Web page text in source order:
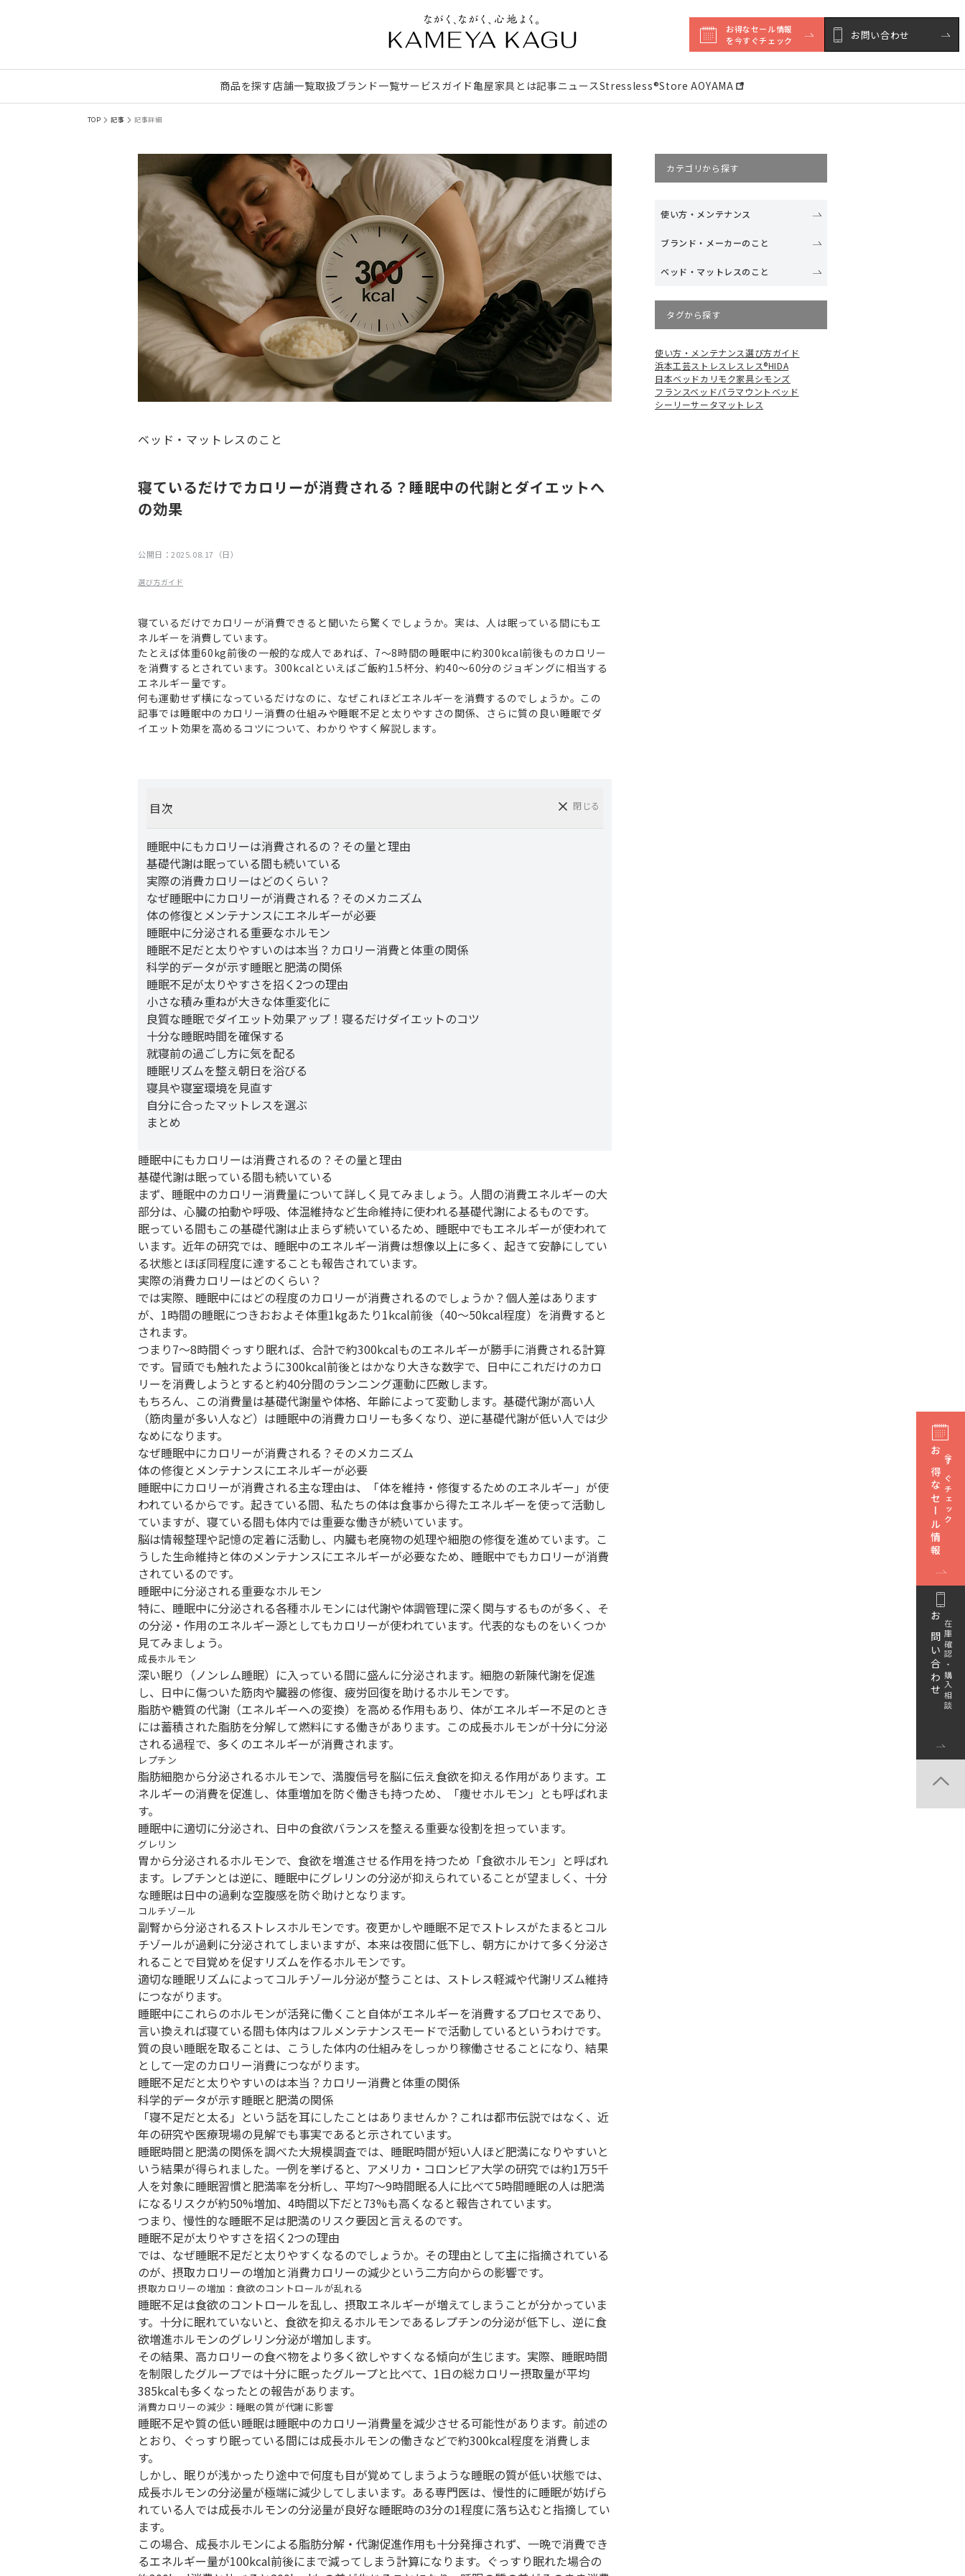
お得なセール情報
を今すぐチェック
お問い合わせ
商品を探す店舗一覧取扱ブランド一覧サービスガイド亀屋家具とは記事ニュースStressless®︎Store AOYAMA
TOP 記事 記事詳細
ベッド・マットレスのこと
寝ているだけでカロリーが消費される？睡眠中の代謝とダイエットへ
の効果
公開日：2025.08.17（日）
選び方ガイド
寝ているだけでカロリーが消費できると聞いたら驚くでしょうか。実は、人は眠っている間にもエ
ネルギーを消費しています。
たとえば体重60kg前後の一般的な成人であれば、7～8時間の睡眠中に約300kcal前後ものカロリー
を消費するとされています。300kcalといえばご飯約1.5杯分、約40～60分のジョギングに相当する
エネルギー量です。
何も運動せず横になっているだけなのに、なぜこれほどエネルギーを消費するのでしょうか。この
記事では睡眠中のカロリー消費の仕組みや睡眠不足と太りやすさの関係、さらに質の良い睡眠でダ
イエット効果を高めるコツについて、わかりやすく解説します。
目次 閉じる
睡眠中にもカロリーは消費されるの？その量と理由
基礎代謝は眠っている間も続いている
実際の消費カロリーはどのくらい？
なぜ睡眠中にカロリーが消費される？そのメカニズム
体の修復とメンテナンスにエネルギーが必要
睡眠中に分泌される重要なホルモン
睡眠不足だと太りやすいのは本当？カロリー消費と体重の関係
科学的データが示す睡眠と肥満の関係
睡眠不足が太りやすさを招く2つの理由
小さな積み重ねが大きな体重変化に
良質な睡眠でダイエット効果アップ！寝るだけダイエットのコツ
十分な睡眠時間を確保する
就寝前の過ごし方に気を配る
睡眠リズムを整え朝日を浴びる
寝具や寝室環境を見直す
自分に合ったマットレスを選ぶ
まとめ
睡眠中にもカロリーは消費されるの？その量と理由
基礎代謝は眠っている間も続いている
まず、睡眠中のカロリー消費量について詳しく見てみましょう。人間の消費エネルギーの大
部分は、心臓の拍動や呼吸、体温維持など生命維持に使われる基礎代謝によるものです。
眠っている間もこの基礎代謝は止まらず続いているため、睡眠中でもエネルギーが使われて
います。近年の研究では、睡眠中のエネルギー消費は想像以上に多く、起きて安静にしてい
る状態とほぼ同程度に達することも報告されています。
実際の消費カロリーはどのくらい？
では実際、睡眠中にはどの程度のカロリーが消費されるのでしょうか？個人差はあります
が、1時間の睡眠につきおおよそ体重1kgあたり1kcal前後（40～50kcal程度）を消費すると
されます。
つまり7～8時間ぐっすり眠れば、合計で約300kcalものエネルギーが勝手に消費される計算
です。冒頭でも触れたように300kcal前後とはかなり大きな数字で、日中にこれだけのカロ
リーを消費しようとすると約40分間のランニング運動に匹敵します。
もちろん、この消費量は基礎代謝量や体格、年齢によって変動します。基礎代謝が高い人
（筋肉量が多い人など）は睡眠中の消費カロリーも多くなり、逆に基礎代謝が低い人では少
なめになります。
なぜ睡眠中にカロリーが消費される？そのメカニズム
体の修復とメンテナンスにエネルギーが必要
睡眠中にカロリーが消費される主な理由は、「体を維持・修復するためのエネルギー」が使
われているからです。起きている間、私たちの体は食事から得たエネルギーを使って活動し
ていますが、寝ている間も体内では重要な働きが続いています。
脳は情報整理や記憶の定着に活動し、内臓も老廃物の処理や細胞の修復を進めています。こ
うした生命維持と体のメンテナンスにエネルギーが必要なため、睡眠中でもカロリーが消費
されているのです。
睡眠中に分泌される重要なホルモン
特に、睡眠中に分泌される各種ホルモンには代謝や体調管理に深く関与するものが多く、そ
の分泌・作用のエネルギー源としてもカロリーが使われています。代表的なものをいくつか
見てみましょう。
成長ホルモン
深い眠り（ノンレム睡眠）に入っている間に盛んに分泌されます。細胞の新陳代謝を促進
し、日中に傷ついた筋肉や臓器の修復、疲労回復を助けるホルモンです。
脂肪や糖質の代謝（エネルギーへの変換）を高める作用もあり、体がエネルギー不足のとき
には蓄積された脂肪を分解して燃料にする働きがあります。この成長ホルモンが十分に分泌
される過程で、多くのエネルギーが消費されます。
レプチン
脂肪細胞から分泌されるホルモンで、満腹信号を脳に伝え食欲を抑える作用があります。エ
ネルギーの消費を促進し、体重増加を防ぐ働きも持つため、「痩せホルモン」とも呼ばれま
す。
睡眠中に適切に分泌され、日中の食欲バランスを整える重要な役割を担っています。
グレリン
胃から分泌されるホルモンで、食欲を増進させる作用を持つため「食欲ホルモン」と呼ばれ
ます。レプチンとは逆に、睡眠中にグレリンの分泌が抑えられていることが望ましく、十分
な睡眠は日中の過剰な空腹感を防ぐ助けとなります。
コルチゾール
副腎から分泌されるストレスホルモンです。夜更かしや睡眠不足でストレスがたまるとコル
チゾールが過剰に分泌されてしまいますが、本来は夜間に低下し、朝方にかけて多く分泌さ
れることで目覚めを促すリズムを作るホルモンです。
適切な睡眠リズムによってコルチゾール分泌が整うことは、ストレス軽減や代謝リズム維持
につながります。
睡眠中にこれらのホルモンが活発に働くこと自体がエネルギーを消費するプロセスであり、
言い換えれば寝ている間も体内はフルメンテナンスモードで活動しているというわけです。
質の良い睡眠を取ることは、こうした体内の仕組みをしっかり稼働させることになり、結果
として一定のカロリー消費につながります。
睡眠不足だと太りやすいのは本当？カロリー消費と体重の関係
科学的データが示す睡眠と肥満の関係
「寝不足だと太る」という話を耳にしたことはありませんか？これは都市伝説ではなく、近
年の研究や医療現場の見解でも事実であると示されています。
睡眠時間と肥満の関係を調べた大規模調査では、睡眠時間が短い人ほど肥満になりやすいと
いう結果が得られました。一例を挙げると、アメリカ・コロンビア大学の研究では約1万5千
人を対象に睡眠習慣と肥満率を分析し、平均7～9時間眠る人に比べて5時間睡眠の人は肥満
になるリスクが約50%増加、4時間以下だと73%も高くなると報告されています。
つまり、慢性的な睡眠不足は肥満のリスク要因と言えるのです。
睡眠不足が太りやすさを招く2つの理由
では、なぜ睡眠不足だと太りやすくなるのでしょうか。その理由として主に指摘されている
のが、摂取カロリーの増加と消費カロリーの減少という二方向からの影響です。
摂取カロリーの増加：食欲のコントロールが乱れる
睡眠不足は食欲のコントロールを乱し、摂取エネルギーが増えてしまうことが分かっていま
す。十分に眠れていないと、食欲を抑えるホルモンであるレプチンの分泌が低下し、逆に食
欲増進ホルモンのグレリン分泌が増加します。
その結果、高カロリーの食べ物をより多く欲しやすくなる傾向が生じます。実際、睡眠時間
を制限したグループでは十分に眠ったグループと比べて、1日の総カロリー摂取量が平均
385kcalも多くなったとの報告があります。
消費カロリーの減少：睡眠の質が代謝に影響
睡眠不足や質の低い睡眠は睡眠中のカロリー消費量を減少させる可能性があります。前述の
とおり、ぐっすり眠っている間には成長ホルモンの働きなどで約300kcal程度を消費しま
す。
しかし、眠りが浅かったり途中で何度も目が覚めてしまうような睡眠の質が低い状態では、
成長ホルモンの分泌量が極端に減少してしまいます。ある専門医は、慢性的に睡眠が妨げら
れている人では成長ホルモンの分泌量が良好な睡眠時の3分の1程度に落ち込むと指摘してい
ます。
この場合、成長ホルモンによる脂肪分解・代謝促進作用も十分発揮されず、一晩で消費でき
るエネルギー量が100kcal前後にまで減ってしまう計算になります。ぐっすり眠れた場合の
カテゴリから探す
使い方・メンテナンス
ブランド・メーカーのこと
ベッド・マットレスのこと
タグから探す
使い方・メンテナンス選び方ガイド
浜本工芸ストレスレスレス®HIDA
日本ベッドカリモク家具シモンズ
フランスベッドパラマウントベッド
シーリーサータマットレス
今すぐチェック
お得なセール情報
お問い合わせ在庫確認・購入相談